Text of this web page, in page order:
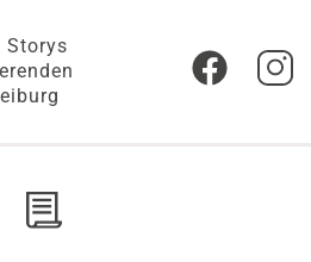
Storys